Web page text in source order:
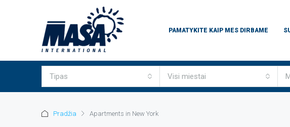
PAMATYKITE KAIP MES DIRBAME
Tipas Visi miestai
Pradžia Apartments in New York